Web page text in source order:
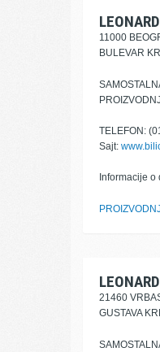
11000
BULEVAR
TELEFON:
Sajt:
Informacije
21460
GUSTAVA